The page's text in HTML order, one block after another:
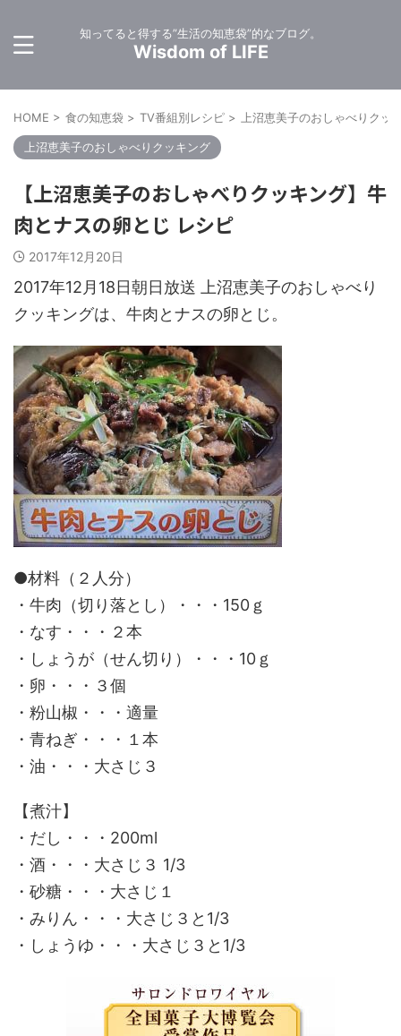
知ってると得する”生活の知恵袋”的なブログ。
Wisdom of LIFE
HOME > 食の知恵袋 > TV番組別レシピ > 上沼恵美子のおしゃべりクッ
上沼恵美子のおしゃべりクッキング
【上沼恵美子のおしゃべりクッキング】牛
肉とナスの卵とじ レシピ
2017年12月20日
2017年12月18日朝日放送 上沼恵美子のおしゃべり
クッキングは、牛肉とナスの卵とじ。
●材料（２人分）
・牛肉（切り落とし）・・・150ｇ
・なす・・・２本
・しょうが（せん切り）・・・10ｇ
・卵・・・３個
・粉山椒・・・適量
・青ねぎ・・・１本
・油・・・大さじ３
【煮汁】
・だし・・・200ml
・酒・・・大さじ３ 1/3
・砂糖・・・大さじ１
・みりん・・・大さじ３と1/3
・しょうゆ・・・大さじ３と1/3